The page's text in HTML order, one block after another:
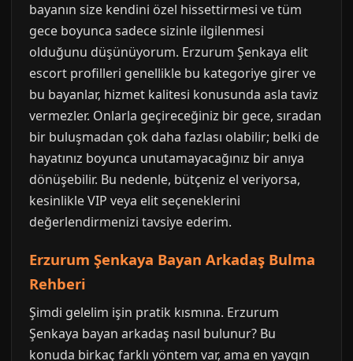
bayanın size kendini özel hissettirmesi ve tüm
gece boyunca sadece sizinle ilgilenmesi
olduğunu düşünüyorum. Erzurum Şenkaya elit
escort profilleri genellikle bu kategoriye girer ve
bu bayanlar, hizmet kalitesi konusunda asla taviz
vermezler. Onlarla geçireceğiniz bir gece, sıradan
bir buluşmadan çok daha fazlası olabilir; belki de
hayatınız boyunca unutamayacağınız bir anıya
dönüşebilir. Bu nedenle, bütçeniz el veriyorsa,
kesinlikle VIP veya elit seçeneklerini
değerlendirmenizi tavsiye ederim.
Erzurum Şenkaya Bayan Arkadaş Bulma
Rehberi
Şimdi gelelim işin pratik kısmına. Erzurum
Şenkaya bayan arkadaş nasıl bulunur? Bu
konuda birkaç farklı yöntem var, ama en yaygın